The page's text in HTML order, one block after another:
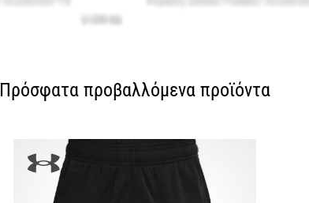
Πρόσφατα προβαλλόμενα προϊόντα